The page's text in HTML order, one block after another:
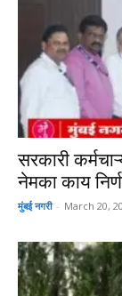
सरकारी
नेमका काय
मुंबई नगरी - March 20,